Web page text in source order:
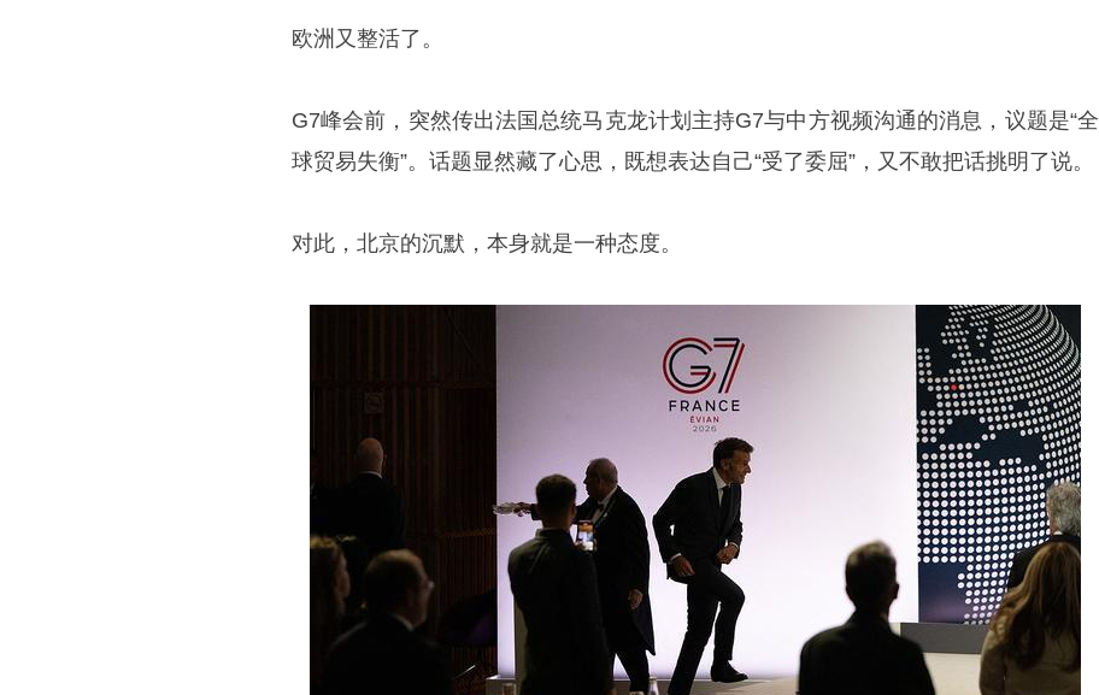
欧洲又整活了。
G7峰会前，突然传出法国总统马克龙计划主持G7与中方视频沟通的消息，议题是“全
球贸易失衡”。话题显然藏了心思，既想表达自己“受了委屈”，又不敢把话挑明了说。
对此，北京的沉默，本身就是一种态度。